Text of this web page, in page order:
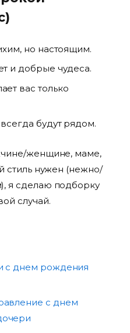
но настоящим.
и добрые чудеса.
вас только
будут рядом.
женщине, маме,
стиль нужен (нежно/
я сделаю подборку
случай.
с днем рождения
с днем